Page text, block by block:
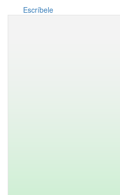
Escríbele